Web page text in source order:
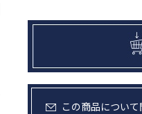
この商品につい